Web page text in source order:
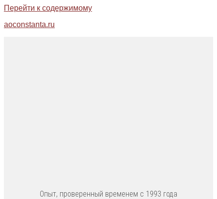
Перейти к содержимому
aoconstanta.ru
Опыт, проверенный временем с 1993 года